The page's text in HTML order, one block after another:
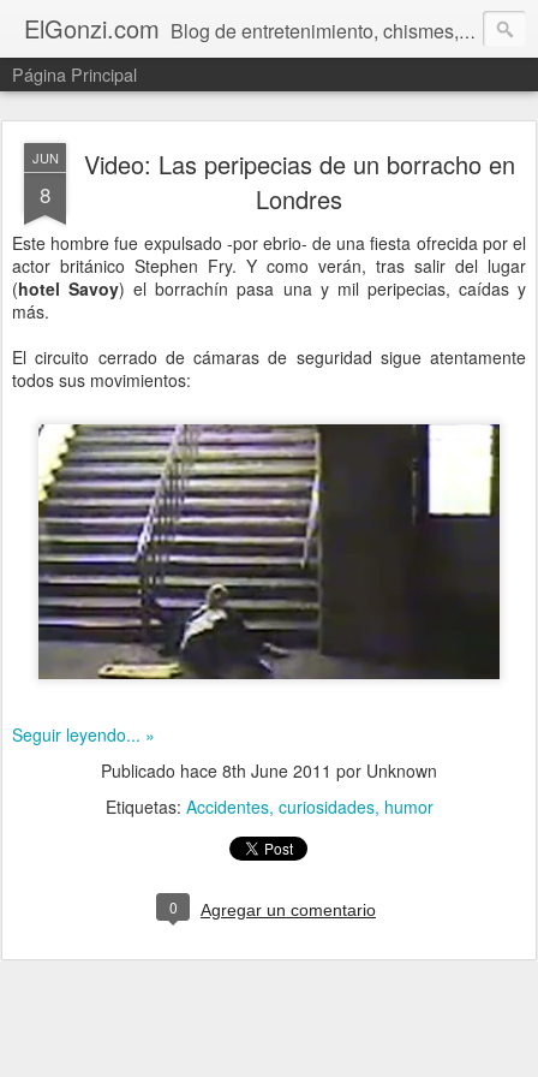
ElGonzi.com Blog de entretenimiento, chismes, humor, farándula, curiosidades, ovnis, noticias calientes, fotos, videos, paranormal y ¡más!
Página Principal
JUN
8
Video: Las peripecias de un borracho en
Londres
Este hombre fue expulsado -por ebrio- de una fiesta ofrecida por el
actor británico Stephen Fry. Y como verán, tras salir del lugar
(hotel Savoy) el borrachín pasa una y mil peripecias, caídas y
más.
El circuito cerrado de cámaras de seguridad sigue atentamente
todos sus movimientos:
Seguir leyendo... »
Publicado hace 8th June 2011 por Unknown
Etiquetas: Accidentes curiosidades humor
0 Agregar un comentario